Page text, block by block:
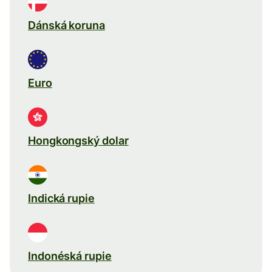
Dánská koruna
Euro
Hongkongský dolar
Indická rupie
Indonéská rupie